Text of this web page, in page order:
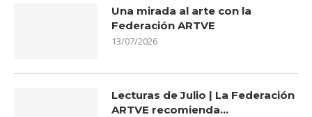
Una mirada al arte con la
Federación ARTVE
13/07/2026
Lecturas de Julio | La Federación
ARTVE recomienda…